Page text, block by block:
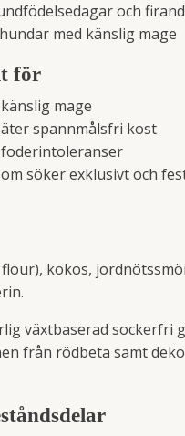
och
med känslig mage
för
mage
spannmålsfri kost
söker exklusivt och
kokos,
växtbaserad sockerfri
från rödbeta samt